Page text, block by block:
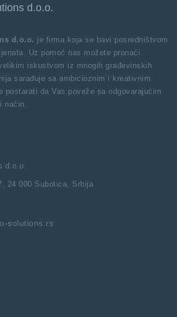
d.o.o.
d.o.o. je firma koja se bavi posredništvom
Uz pomoć nas možete pronaći
iskustvom iz mnogih građevinskih
sarađuje sa ambicioznim i kreativnim
postarati da Vas poveže sa odgovarajućim
način.
d.o.o.
24 000 Subotica, Srbija
solutions.rs